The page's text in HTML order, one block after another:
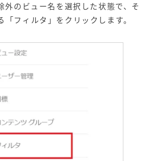
外のビュー名を選択した状態で、そ
「フィルタ」をクリックします。